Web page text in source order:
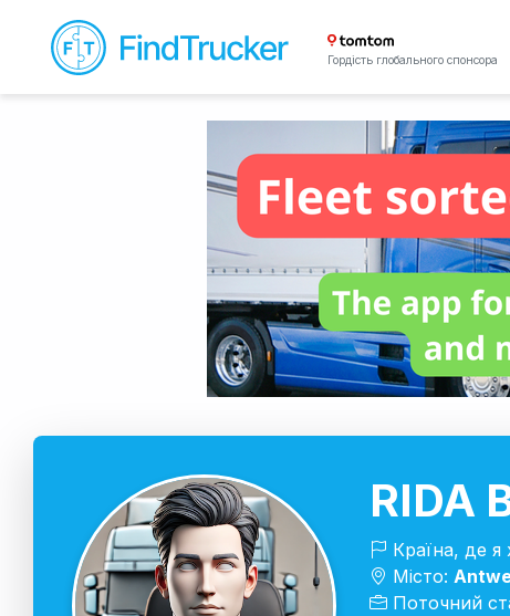
Гордість глобального спонсора
RIDA
Країна, де
Місто:
Поточний